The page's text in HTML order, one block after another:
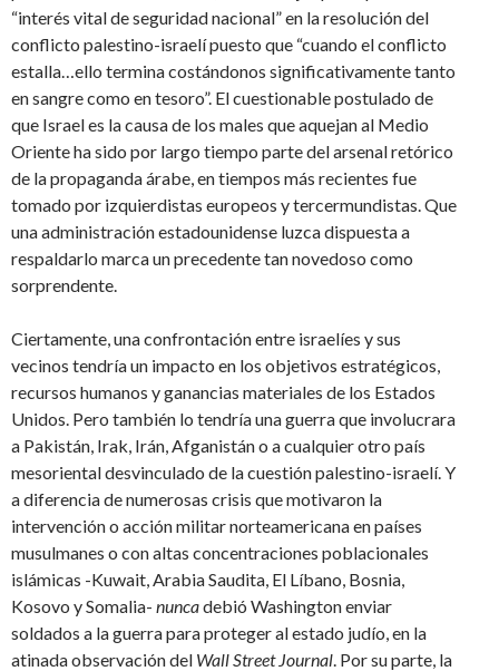
“interés vital de seguridad nacional” en la resolución del
conflicto palestino-israelí puesto que “cuando el conflicto
estalla…ello termina costándonos significativamente tanto
en sangre como en tesoro”. El cuestionable postulado de
que Israel es la causa de los males que aquejan al Medio
Oriente ha sido por largo tiempo parte del arsenal retórico
de la propaganda árabe, en tiempos más recientes fue
tomado por izquierdistas europeos y tercermundistas. Que
una administración estadounidense luzca dispuesta a
respaldarlo marca un precedente tan novedoso como
sorprendente.
Ciertamente, una confrontación entre israelíes y sus
vecinos tendría un impacto en los objetivos estratégicos,
recursos humanos y ganancias materiales de los Estados
Unidos. Pero también lo tendría una guerra que involucrara
a Pakistán, Irak, Irán, Afganistán o a cualquier otro país
mesoriental desvinculado de la cuestión palestino-israelí. Y
a diferencia de numerosas crisis que motivaron la
intervención o acción militar norteamericana en países
musulmanes o con altas concentraciones poblacionales
islámicas -Kuwait, Arabia Saudita, El Líbano, Bosnia,
Kosovo y Somalia- nuncadebió Washington enviar
soldados a la guerra para proteger al estado judío, en la
atinada observación del Wall Street Journal . Por su parte, la